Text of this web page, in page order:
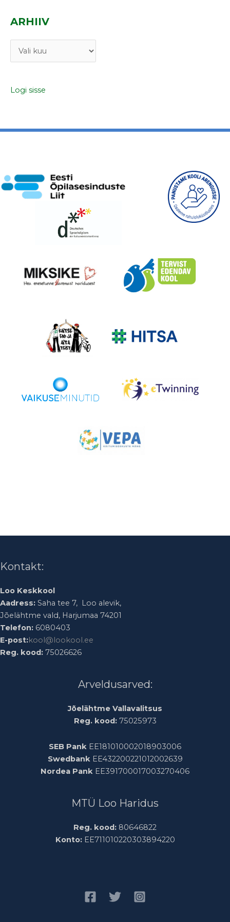
h
ARHIIV
r
iLogi sisse
Kontakt:
Loo Keskkool
Aadress: Saha tee 7, Loo alevik,
Jõelähtme vald, Harjumaa 74201
Telefon: 6080403
E-post:kool@lookool.ee
Reg. kood: 75026626
Arveldusarved:
Jõelähtme Vallavalitsus
Reg. kood:75025973
SEB Pank EE181010002018903006
SwedbankEE432200221012002639
Nordea Pank EE391700017003270406
MTÜ Loo Haridus
Reg. kood: 80646822
Konto:EE711010220303894220